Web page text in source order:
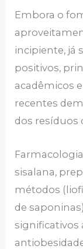
Embora o
incipiente, já
positivos,
acadêmicos
recentes
dos resíduos
sisalana,
métodos
de
significativos